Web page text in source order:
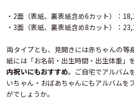
・2面（表紙、裏表紙含め6カット）：
・3面（表紙、裏表紙含め8カット）：
両タイプとも、見開きには赤ちゃんの等
紙には「お名前・出生時間・出生体重」
内祝いにもおすすめ。ご自宅でアルバム
いちゃん・おばあちゃんにもアルバムを
がでしょうか。